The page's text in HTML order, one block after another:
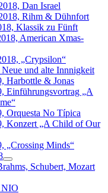
Dan Israel
Rihm & Dühnfort
Klassik zu Fünft
American Xmas-
„Crypsilon“
Neue und alte Innnigkeit
Harbottle & Jonas
Einführungsvortrag „A
Orquesta No Típica
Konzert „A Child of Our
„Crossing Minds“
Schubert, Mozart
NIO